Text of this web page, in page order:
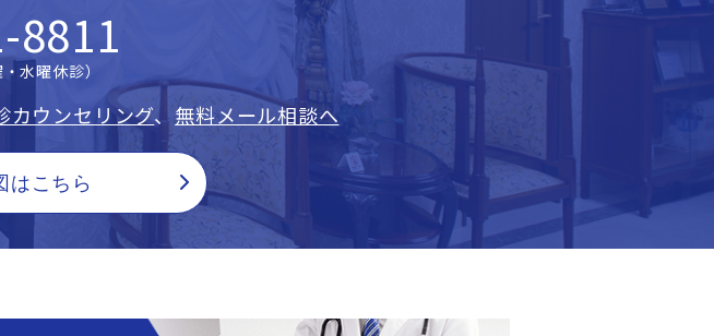
8811
水曜休診）
カウンセリング、 無料メール相談へ
はこちら